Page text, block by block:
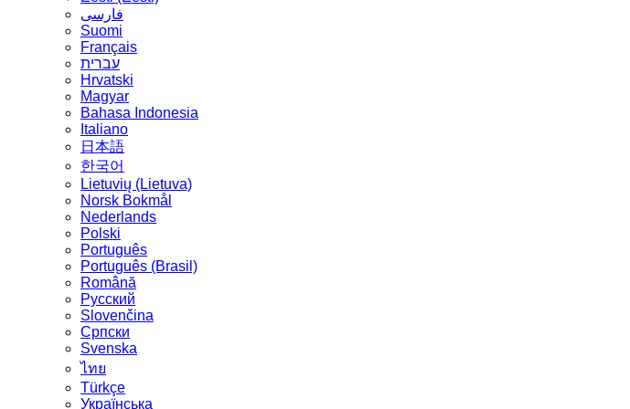
فارسی
Suomi
Français
עברית
Hrvatski
Magyar
Bahasa Indonesia
Italiano
日本語
한국어
Lietuvių (Lietuva)
‪Norsk Bokmål‬
Nederlands
Polski
Português
Português (Brasil)
Română
Русский
Slovenčina
Српски
Svenska
ไทย
Türkçe
Українська